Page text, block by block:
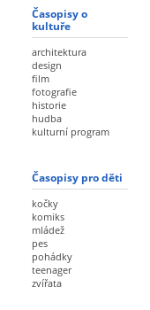
Časopisy o
kultuře
architektura
design
film
fotografie
historie
hudba
kulturní program
Časopisy pro děti
kočky
komiks
mládež
pes
pohádky
teenager
zvířata